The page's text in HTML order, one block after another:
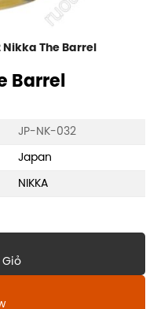
The Barrel
Barrel
JP-NK-032
Japan
NIKKA